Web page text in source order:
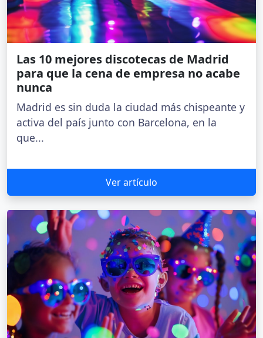
Las 10 mejores discotecas de Madrid
para que la cena de empresa no acabe
nunca
Madrid es sin duda la ciudad más chispeante y
activa del país junto con Barcelona, en la
que...
Ver artículo